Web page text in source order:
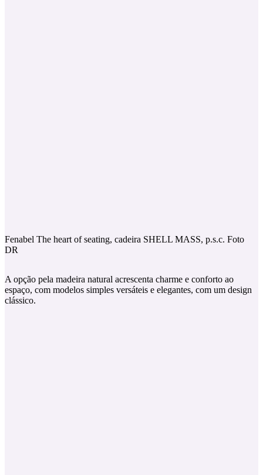
Fenabel The heart of seating, cadeira SHELL MASS, p.s.c. Foto
DR
A opção pela madeira natural acrescenta charme e conforto ao
espaço, com modelos simples versáteis e elegantes, com um design
clássico.